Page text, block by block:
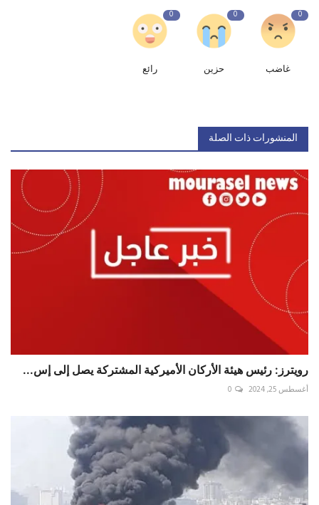
0
غاضب
0
حزين
0
رائع
المنشورات ذات الصلة
رويترز: رئيس هيئة الأركان الأميركية المشتركة يصل إلى إس...
أغسطس 25, 2024 0